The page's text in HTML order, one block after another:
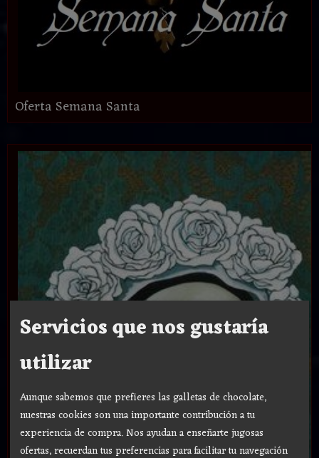
Oferta Semana Santa
Servicios que nos gustaría
utilizar
Aunque sabemos que prefieres las galletas de chocolate,
nuestras cookies son una importante contribución a tu
experiencia de compra. Nos ayudan a enseñarte jugosas
ofertas, recuerdan tus preferencias para facilitar tu navegación